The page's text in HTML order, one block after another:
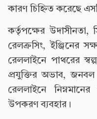
কারণ চিহ্নিত করেছে
কর্তৃপক্ষের উদাসীনতা,
রেলক্রসিং, ইঞ্জিনের
রেললাইনে পাথরের
প্রযুক্তির অভাব,
রেললাইনে
উপকরণ ব্যবহার।